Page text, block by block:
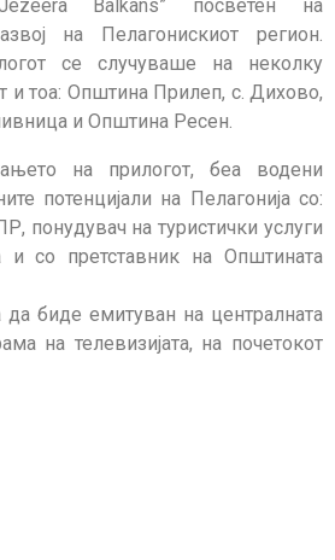
Balkans” посветен на
на Пелагонискиот регион.
се случуваше на неколку
и тоа: Општина Прилеп, с. Дихово,
и Општина Ресен.
на прилогот, беа водени
потенцијали на Пелагонија со:
понудувач на туристички услуги
и со претставник на Општината
да биде емитуван на централната
на телевизијата, на почетокот